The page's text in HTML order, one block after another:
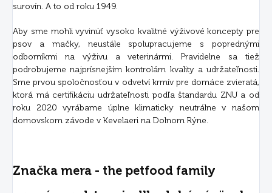
surovín. A to od roku 1949.
Aby sme mohli vyvinúť vysoko kvalitné výživové koncepty pre
psov a mačky, neustále spolupracujeme s poprednými
odborníkmi na výživu a veterinármi. Pravidelne sa tiež
podrobujeme najprísnejším kontrolám kvality a udržateľnosti.
Sme prvou spoločnosťou v odvetví krmív pre domáce zvieratá,
ktorá má certifikáciu udržateľnosti podľa štandardu ZNU a od
roku 2020 vyrábame úplne klimaticky neutrálne v našom
domovskom závode v Kevelaeri na Dolnom Rýne.
Značka mera - the petfood family